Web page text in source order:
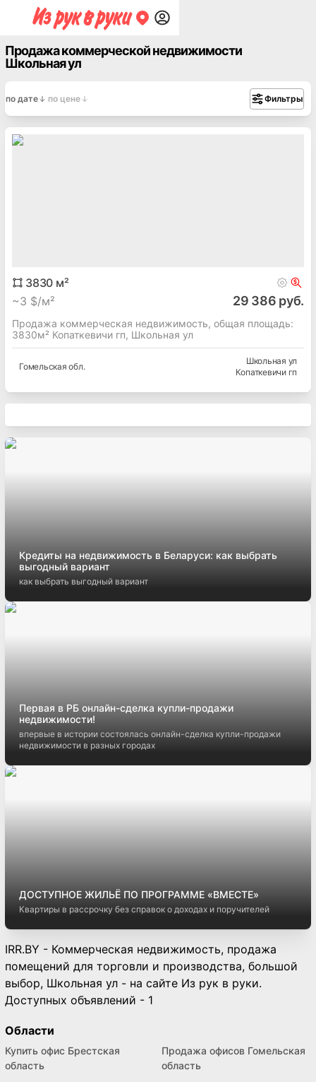
Продажа коммерческой недвижимости
Школьная ул
по дате по цене Фильтры
3830 м²
~3 $/м² 29 386 руб.
Продажа коммерческая недвижимость, общая площадь:
3830м² Копаткевичи гп, Школьная ул
Гомельская обл.
Школьная ул
Копаткевичи гп
Кредиты на недвижимость в Беларуси: как выбрать
выгодный вариант
как выбрать выгодный вариант
Первая в РБ онлайн-сделка купли-продажи
недвижимости!
впервые в истории состоялась онлайн-сделка купли-продажи
недвижимости в разных городах
ДОСТУПНОЕ ЖИЛЬЁ ПО ПРОГРАММЕ «ВМЕСТЕ»
Квартиры в рассрочку без справок о доходах и поручителей
IRR.BY - Коммерческая недвижимость, продажа
помещений для торговли и производства, большой
выбор, Школьная ул - на сайте Из рук в руки.
Доступных объявлений - 1
Области
Купить офис Брестская
область
Продажа офисов Гомельская
область